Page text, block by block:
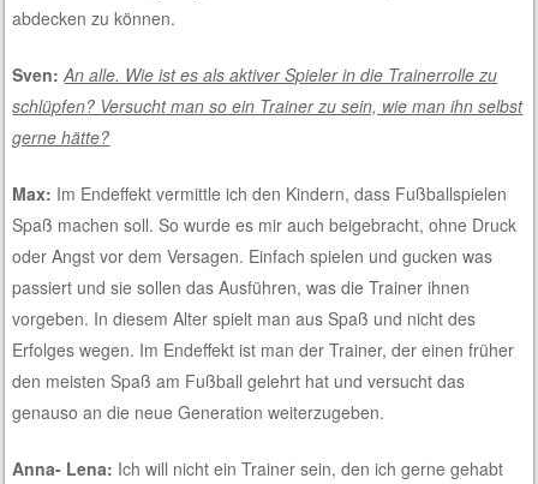
abdecken zu können.
Sven:An alle. Wie ist es als aktiver Spieler in die Trainerrolle zu
schlüpfen? Versucht man so ein Trainer zu sein, wie man ihn selbst
gerne hätte?
Max: Im Endeffekt vermittle ich den Kindern, dass Fußballspielen
Spaß machen soll. So wurde es mir auch beigebracht, ohne Druck
oder Angst vor dem Versagen. Einfach spielen und gucken was
passiert und sie sollen das Ausführen, was die Trainer ihnen
vorgeben. In diesem Alter spielt man aus Spaß und nicht des
Erfolges wegen. Im Endeffekt ist man der Trainer, der einen früher
den meisten Spaß am Fußball gelehrt hat und versucht das
genauso an die neue Generation weiterzugeben.
Anna- Lena: Ich will nicht ein Trainer sein, den ich gerne gehabt